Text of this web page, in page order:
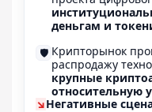
деньгам и
🛡️ Крипторынок
распродажу
крупные
относительную
↘Негативные